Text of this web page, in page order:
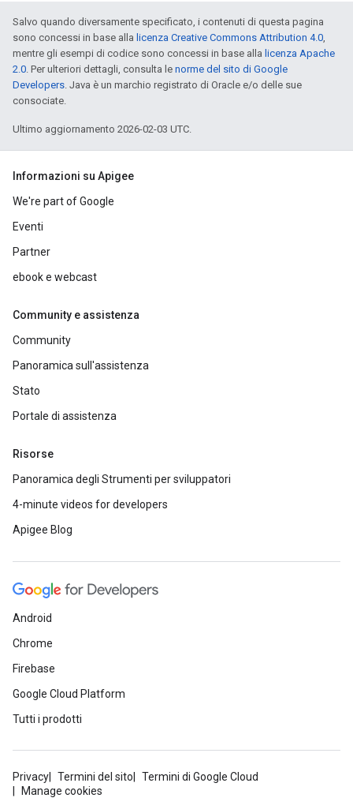
Salvo quando diversamente specificato, i contenuti di questa pagina
sono concessi in base alla licenza Creative Commons Attribution 4.0,
mentre gli esempi di codice sono concessi in base alla licenza Apache
2.0. Per ulteriori dettagli, consulta le norme del sito di Google
Developers. Java è un marchio registrato di Oracle e/o delle sue
consociate.
Ultimo aggiornamento 2026-02-03 UTC.
Informazioni su Apigee
We're part of Google
Eventi
Partner
ebook e webcast
Community e assistenza
Community
Panoramica sull'assistenza
Stato
Portale di assistenza
Risorse
Panoramica degli Strumenti per sviluppatori
4-minute videos for developers
Apigee Blog
Android
Chrome
Firebase
Google Cloud Platform
Tutti i prodotti
Privacy Termini del sito
Termini di Google Cloud
Manage cookies